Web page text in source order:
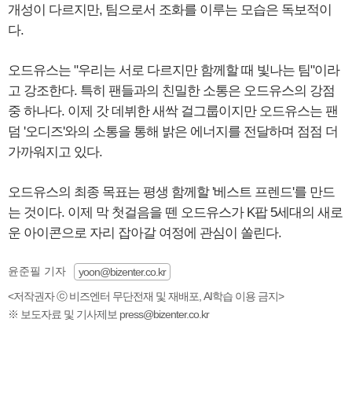
개성이 다르지만, 팀으로서 조화를 이루는 모습은 독보적이
다.
오드유스는 "우리는 서로 다르지만 함께할 때 빛나는 팀"이라
고 강조한다. 특히 팬들과의 친밀한 소통은 오드유스의 강점
중 하나다. 이제 갓 데뷔한 새싹 걸그룹이지만 오드유스는 팬
덤 '오디즈'와의 소통을 통해 밝은 에너지를 전달하며 점점 더
가까워지고 있다.
오드유스의 최종 목표는 평생 함께할 '베스트 프렌드'를 만드
는 것이다. 이제 막 첫걸음을 뗀 오드유스가 K팝 5세대의 새로
운 아이콘으로 자리 잡아갈 여정에 관심이 쏠린다.
윤준필 기자
yoon@bizenter.co.kr
<저작권자 ⓒ 비즈엔터 무단전재 및 재배포, AI학습 이용 금지>
※ 보도자료 및 기사제보 press@bizenter.co.kr